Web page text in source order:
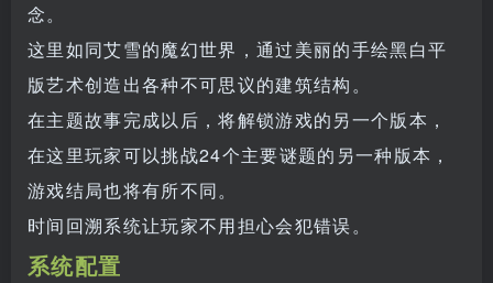
念。
这里如同艾雪的魔幻世界，通过美丽的手绘黑白平
版艺术创造出各种不可思议的建筑结构。
在主题故事完成以后，将解锁游戏的另一个版本，
在这里玩家可以挑战24个主要谜题的另一种版本，
游戏结局也将有所不同。
时间回溯系统让玩家不用担心会犯错误。
系统配置